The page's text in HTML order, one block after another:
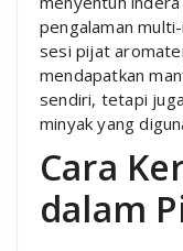
pengalaman
sesi pijat
mendapatkan
sendiri, tetapi
minyak yang
Cara
dalam